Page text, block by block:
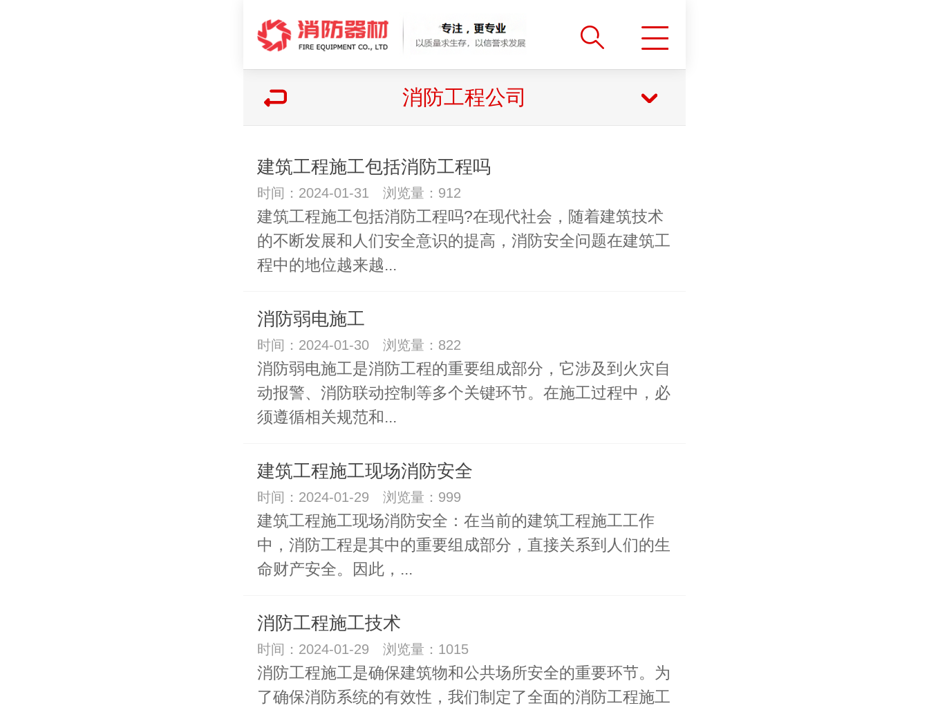
消防工程公司
建筑工程施工包括消防工程吗
时间：2024-01-31 浏览量：912
建筑工程施工包括消防工程吗?在现代社会，随着建筑技术
的不断发展和人们安全意识的提高，消防安全问题在建筑工
程中的地位越来越...
消防弱电施工
时间：2024-01-30 浏览量：822
消防弱电施工是消防工程的重要组成部分，它涉及到火灾自
动报警、消防联动控制等多个关键环节。在施工过程中，必
须遵循相关规范和...
建筑工程施工现场消防安全
时间：2024-01-29 浏览量：999
建筑工程施工现场消防安全：在当前的建筑工程施工工作
中，消防工程是其中的重要组成部分，直接关系到人们的生
命财产安全。因此，...
消防工程施工技术
时间：2024-01-29 浏览量：1015
消防工程施工是确保建筑物和公共场所安全的重要环节。为
了确保消防系统的有效性，我们制定了全面的消防工程施工